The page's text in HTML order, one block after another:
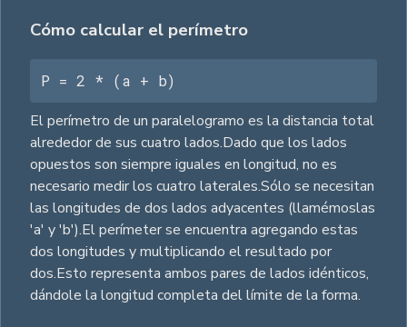
Cómo calcular el perímetro
P = 2 * (a + b)
El perímetro de un paralelogramo es la distancia total
alrededor de sus cuatro lados.Dado que los lados
opuestos son siempre iguales en longitud, no es
necesario medir los cuatro laterales.Sólo se necesitan
las longitudes de dos lados adyacentes (llamémoslas
'a' y 'b').El perímeter se encuentra agregando estas
dos longitudes y multiplicando el resultado por
dos.Esto representa ambos pares de lados idénticos,
dándole la longitud completa del límite de la forma.